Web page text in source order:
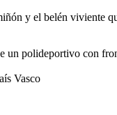
y el belén viviente
un polideportivo con
Vasco